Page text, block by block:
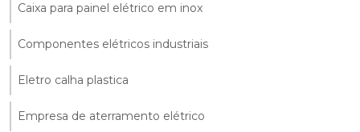
Caixa para painel elétrico em inox
Componentes elétricos industriais
Eletro calha plastica
Empresa de aterramento elétrico